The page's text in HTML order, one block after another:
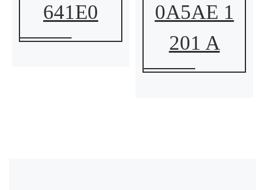
641E0
0A5AE 1
201 A